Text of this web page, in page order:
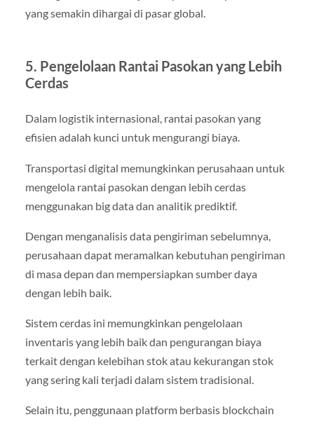
yang semakin dihargai di pasar global.
5. Pengelolaan Rantai Pasokan yang Lebih
Cerdas
Dalam logistik internasional, rantai pasokan yang
efisien adalah kunci untuk mengurangi biaya.
Transportasi digital memungkinkan perusahaan untuk
mengelola rantai pasokan dengan lebih cerdas
menggunakan big data dan analitik prediktif.
Dengan menganalisis data pengiriman sebelumnya,
perusahaan dapat meramalkan kebutuhan pengiriman
di masa depan dan mempersiapkan sumber daya
dengan lebih baik.
Sistem cerdas ini memungkinkan pengelolaan
inventaris yang lebih baik dan pengurangan biaya
terkait dengan kelebihan stok atau kekurangan stok
yang sering kali terjadi dalam sistem tradisional.
Selain itu, penggunaan platform berbasis blockchain